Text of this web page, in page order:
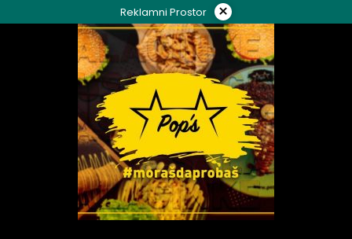
to
Reklamni Prostor ×